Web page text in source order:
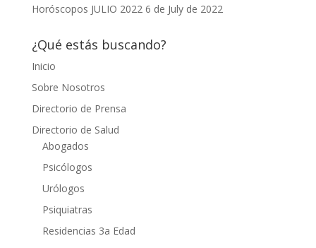
Horóscopos JULIO 2022 6 de July de 2022
¿Qué estás buscando?
Inicio
Sobre Nosotros
Directorio de Prensa
Directorio de Salud
Abogados
Psicólogos
Urólogos
Psiquiatras
Residencias 3a Edad